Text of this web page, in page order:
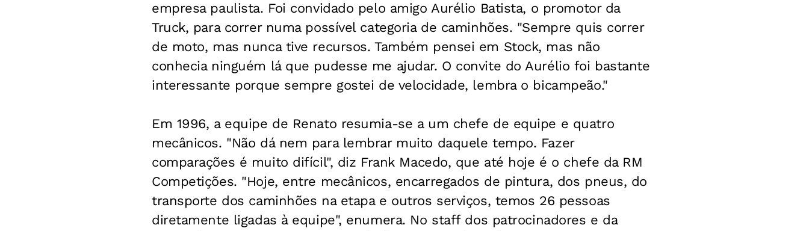
empresa paulista. Foi convidado pelo amigo Aurélio Batista, o promotor da
Truck, para correr numa possível categoria de caminhões. "Sempre quis correr
de moto, mas nunca tive recursos. Também pensei em Stock, mas não
conhecia ninguém lá que pudesse me ajudar. O convite do Aurélio foi bastante
interessante porque sempre gostei de velocidade, lembra o bicampeão."
Em 1996, a equipe de Renato resumia-se a um chefe de equipe e quatro
mecânicos. "Não dá nem para lembrar muito daquele tempo. Fazer
comparações é muito difícil", diz Frank Macedo, que até hoje é o chefe da RM
Competições. "Hoje, entre mecânicos, encarregados de pintura, dos pneus, do
transporte dos caminhões na etapa e outros serviços, temos 26 pessoas
diretamente ligadas à equipe", enumera. No staff dos patrocinadores e da